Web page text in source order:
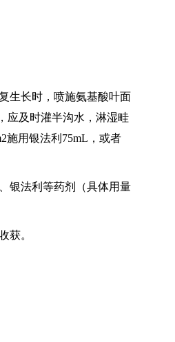
生长时，喷施氨基酸叶面
应及时灌半沟水，淋湿畦
施用银法利75mL，或者
银法利等药剂（具体用量
获。